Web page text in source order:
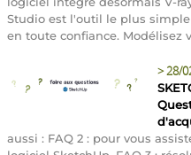
Studio est l'outil le plus
en toute confiance. Modélisez
>28/
aussi : FAQ 2 : pour vous